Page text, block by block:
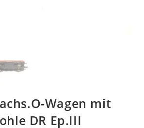
Wagen mit
DR Ep.III